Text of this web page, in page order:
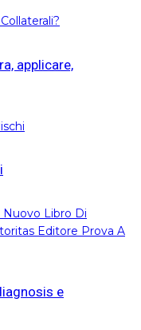
Libro Di
Editore Prova A